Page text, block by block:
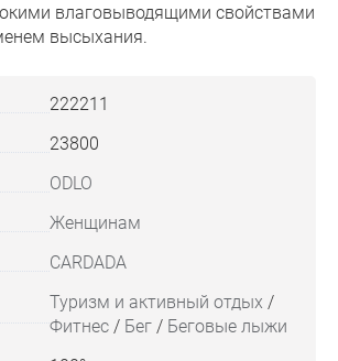
влаговыводящими свойствами
высыхания.
222211
23800
ODLO
Женщинам
CARDADA
Туризм и активный отдых /
Фитнес / Бег / Беговые лыжи